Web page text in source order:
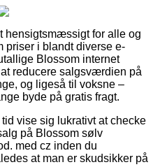
hensigtsmæssigt for alle og
priser i blandt diverse e-
Blossom internet
reducere salgsværdien på
og ligeså til voksne –
byde på gratis fragt.
vise sig lukrativt at checke
på Blossom sølv
med cz inden du
at man er skudsikker på